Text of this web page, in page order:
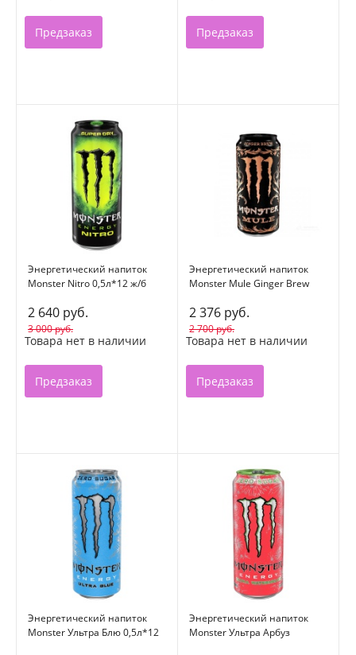
Предзаказ Предзаказ
Энергетический напиток
Monster Nitro 0,5л*12 ж/б
2 640 руб.
3 000 руб.
Товара нет в наличии
Предзаказ
Энергетический напиток
Monster Mule Ginger Brew
2 376 руб.
2 700 руб.
Товара нет в наличии
Предзаказ
Энергетический напиток
Monster Ультра Блю 0,5л*12
Энергетический напиток
Monster Ультра Арбуз